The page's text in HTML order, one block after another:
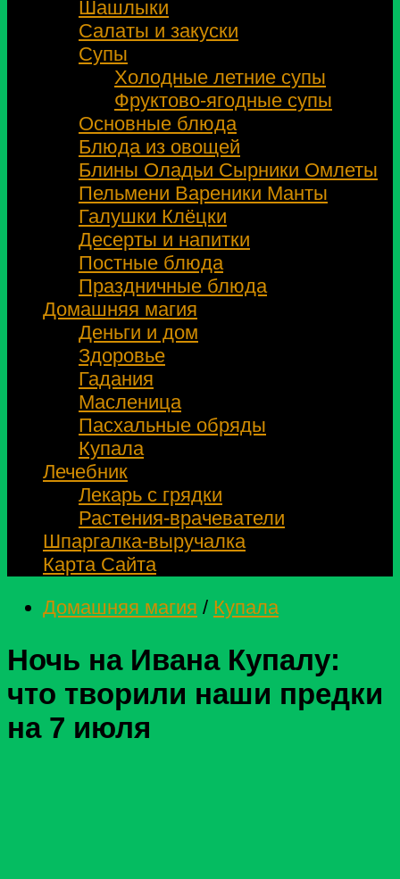
Шашлыки
Салаты и закуски
Супы
Холодные летние супы
Фруктово-ягодные супы
Основные блюда
Блюда из овощей
Блины Оладьи Сырники Омлеты
Пельмени Вареники Манты
Галушки Клёцки
Десерты и напитки
Постные блюда
Праздничные блюда
Домашняя магия
Деньги и дом
Здоровье
Гадания
Масленица
Пасхальные обряды
Купала
Лечебник
Лекарь с грядки
Растения-врачеватели
Шпаргалка-выручалка
Карта Сайта
Домашняя магия / Купала
Ночь на Ивана Купалу:
что творили наши предки
на 7 июля